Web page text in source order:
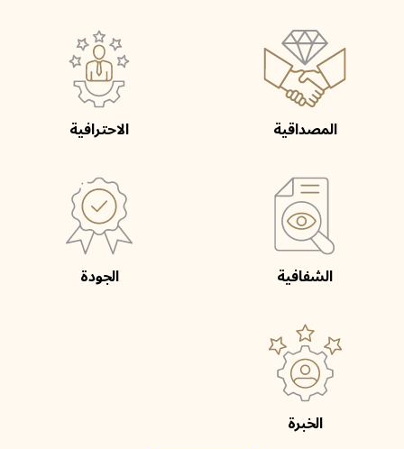
المصداقية الاحترافية
الشفافية الجودة
الخبرة